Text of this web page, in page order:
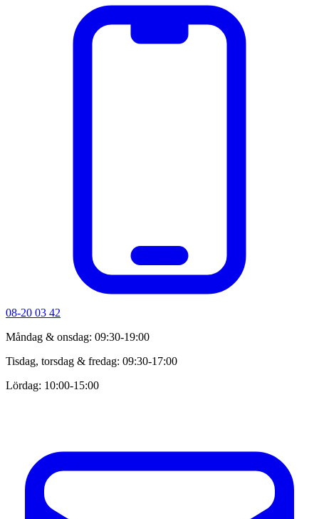
08-20 03 42
Måndag & onsdag: 09:30-19:00
Tisdag, torsdag & fredag: 09:30-17:00
Lördag: 10:00-15:00